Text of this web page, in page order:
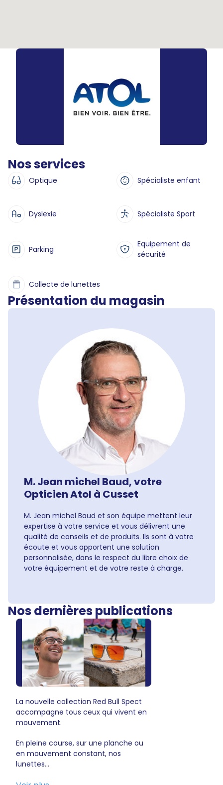
Nos services
Optique Spécialiste enfant
Dyslexie Spécialiste Sport
Parking
Equipement de
sécurité
Collecte de lunettes
Présentation du magasin
M. Jean michel Baud, votre
Opticien Atol à Cusset
M. Jean michel Baud et son équipe mettent leur
expertise à votre service et vous délivrent une
qualité de conseils et de produits. Ils sont à votre
écoute et vous apportent une solution
personnalisée, dans le respect du libre choix de
votre équipement et de votre reste à charge.
Nos dernières publications
La nouvelle collection Red Bull Spect
accompagne tous ceux qui vivent en
mouvement.
En pleine course, sur une planche ou
en mouvement constant, nos
lunettes...